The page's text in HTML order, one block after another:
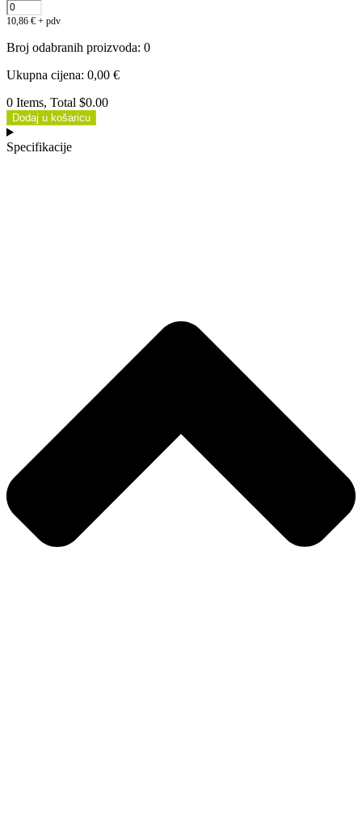
10,86 € + pdv
Broj odabranih proizvoda: 0
Ukupna cijena: 0,00 €
0 Items, Total $0.00
Dodaj u košaricu
Specifikacije